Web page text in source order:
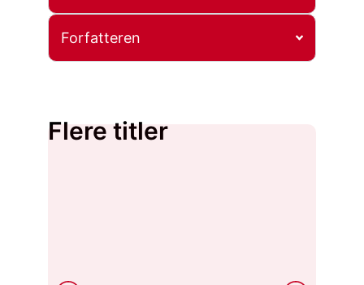
Forfatteren
Flere titler